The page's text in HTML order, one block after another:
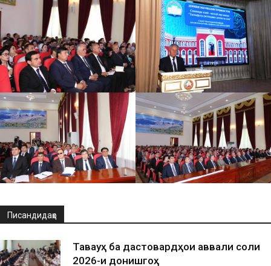
Писандидаҳо
Таваҷҷуҳ ба дастовардҳои аввали соли
2026-и донишгоҳ